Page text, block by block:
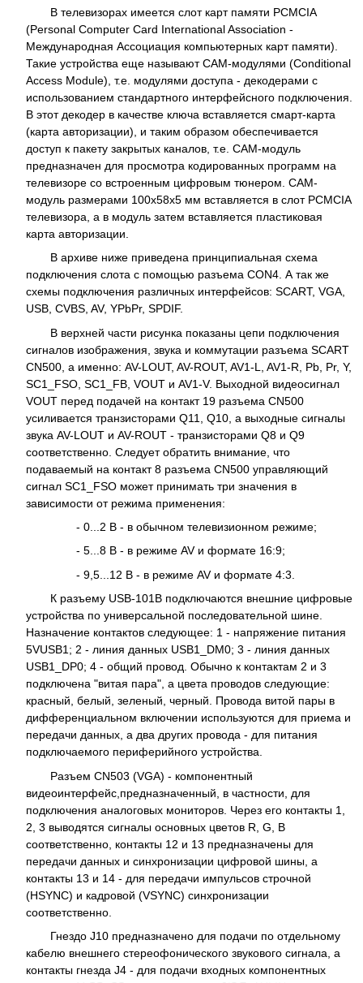
В телевизорах имеется слот карт памяти PCMCIA
(Personal Computer Card International Association -
Международная Ассоциация компьютерных карт памяти).
Такие устройства еще называют CAM-модулями (Conditional
Access Module), т.е. модулями доступа - декодерами с
использованием стандартного интерфейсного подключения.
В этот декодер в качестве ключа вставляется смарт-карта
(карта авторизации), и таким образом обеспечивается
доступ к пакету закрытых каналов, т.е. CAM-модуль
предназначен для просмотра кодированных программ на
телевизоре со встроенным цифровым тюнером. CAM-
модуль размерами 100x58x5 мм вставляется в слот PCMCIA
телевизора, а в модуль затем вставляется пластиковая
карта авторизации.
В архиве ниже приведена принципиальная схема
подключения слота с помощью разъема CON4. А так же
схемы подключения различных интерфейсов: SCART, VGA,
USB, CVBS, AV, YPbPr, SPDIF.
В верхней части рисунка показаны цепи подключения
сигналов изображения, звука и коммутации разъема SCART
CN500, а именно: AV-LOUT, AV-ROUT, AV1-L, AV1-R, Pb, Pr, Y,
SC1_FSO, SC1_FB, VOUT и AV1-V. Выходной видеосигнал
VOUT перед подачей на контакт 19 разъема CN500
усиливается транзисторами Q11, Q10, а выходные сигналы
звука AV-LOUT и AV-ROUT - транзисторами Q8 и Q9
соответственно. Следует обратить внимание, что
подаваемый на контакт 8 разъема CN500 управляющий
сигнал SC1_FSO может принимать три значения в
зависимости от режима применения:
- 0...2 В - в обычном телевизионном режиме;
- 5...8 В - в режиме AV и формате 16:9;
- 9,5...12 В - в режиме AV и формате 4:3.
К разъему USB-101B подключаются внешние цифровые
устройства по универсальной последовательной шине.
Назначение контактов следующее: 1 - напряжение питания
5VUSB1; 2 - линия данных USB1_DM0; 3 - линия данных
USB1_DP0; 4 - общий провод. Обычно к контактам 2 и 3
подключена "витая пара", а цвета проводов следующие:
красный, белый, зеленый, черный. Провода витой пары в
дифференциальном включении используются для приема и
передачи данных, а два других провода - для питания
подключаемого периферийного устройства.
Разъем CN503 (VGA) - компонентный
видеоинтерфейс,предназначенный, в частности, для
подключения аналоговых мониторов. Через его контакты 1,
2, 3 выводятся сигналы основных цветов R, G, B
соответственно, контакты 12 и 13 предназначены для
передачи данных и синхронизации цифровой шины, а
контакты 13 и 14 - для передачи импульсов строчной
(HSYNC) и кадровой (VSYNC) синхронизации
соответственно.
Гнездо J10 предназначено для подачи по отдельному
кабелю внешнего стереофонического звукового сигнала, а
контакты гнезда J4 - для подачи входных компонентных